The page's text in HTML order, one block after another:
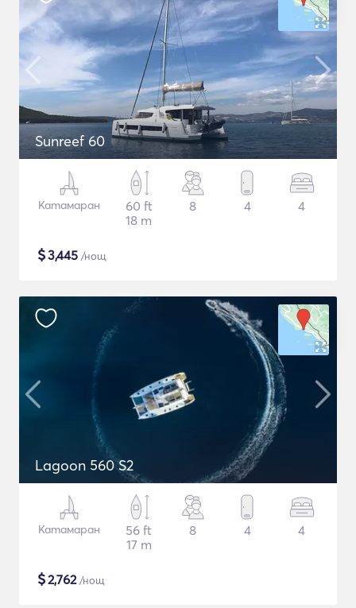
Sunreef 60
Катамаран
60 ft
18 m
8 4 4
$3,445 /нощ
Lagoon 560 S2
Катамаран
56 ft
17 m
8 4 4
$2,762/нощ